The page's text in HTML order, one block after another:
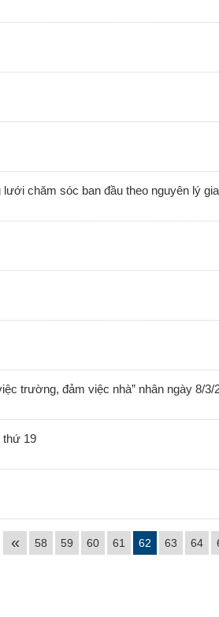
chăm sóc ban đầu theo nguyên lý
trường, đảm việc nhà” nhân ngày 8/3/
thứ 19
« 58 59 60 61 62 63 64